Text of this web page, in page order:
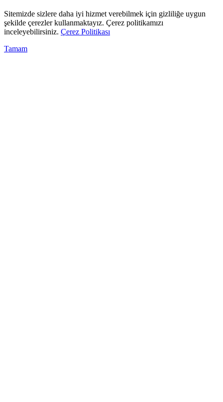
Sitemizde sizlere daha iyi hizmet verebilmek için gizliliğe uygun
şekilde çerezler kullanmaktayız. Çerez politikamızı
inceleyebilirsiniz. Çerez Politikası
Tamam